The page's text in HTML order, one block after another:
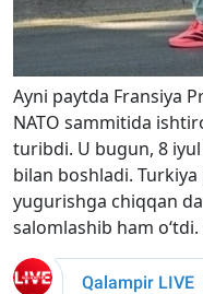
Ayni paytda Fransiya
NATO sammitida
turibdi. U bugun, 8
bilan boshladi. Turkiya
yugurishga chiqqan
salomlashib ham